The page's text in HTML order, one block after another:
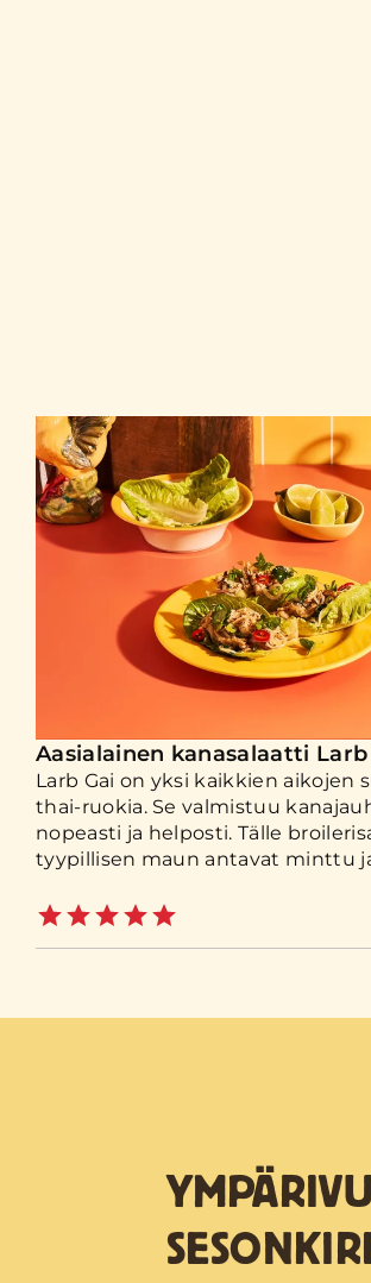
Aasialainen kanasalaatti Larb
Larb Gai on yksi kaikkien aikojen
thai-ruokia. Se valmistuu
nopeasti ja helposti. Tälle
tyypillisen maun antavat minttu